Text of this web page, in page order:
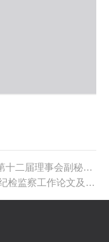
上一篇：关于公布中国煤炭政研会第十二届理事会副秘书长的通知
下一篇：关于开展2026年煤炭行业纪检监察工作论文及工作案例评审活动的通知